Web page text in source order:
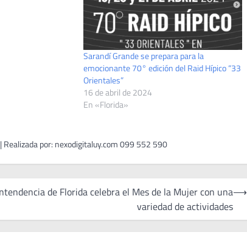
Sarandí Grande se prepara para la
emocionante 70° edición del Raid Hípico “33
Orientales”
16 de abril de 2024
En «Florida»
de Florida celebra el Mes de la Mujer con una
variedad de actividades
⟶